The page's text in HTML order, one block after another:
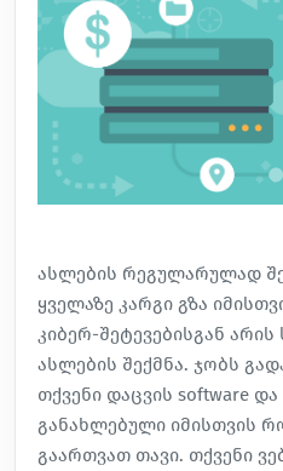
ასლების რეგულარულად
ყველაზე კარგი გზა
კიბერ-შეტევებისგან
ასლების შექმნა. ჯობს
თქვენი დაცვის software და
განახლებული იმისთვის
გაართვათ თავი. თქვენი